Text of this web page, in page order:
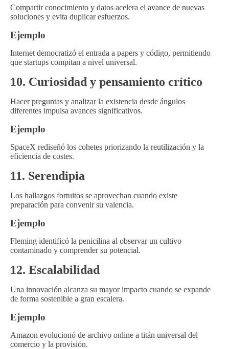
Compartir conocimiento y datos acelera el avance de nuevas
soluciones y evita duplicar esfuerzos.
Ejemplo
Internet democratizó el entrada a papers y código, permitiendo
que startups compitan a nivel universal.
10. Curiosidad y pensamiento crítico
Hacer preguntas y analizar la existencia desde ángulos
diferentes impulsa avances significativos.
Ejemplo
SpaceX rediseñó los cohetes priorizando la reutilización y la
eficiencia de costes.
11. Serendipia
Los hallazgos fortuitos se aprovechan cuando existe
preparación para convenir su valencia.
Ejemplo
Fleming identificó la penicilina al observar un cultivo
contaminado y comprender su potencial.
12. Escalabilidad
Una innovación alcanza su mayor impacto cuando se expande
de forma sostenible a gran escalera.
Ejemplo
Amazon evolucionó de archivo online a titán universal del
comercio y la provisión.